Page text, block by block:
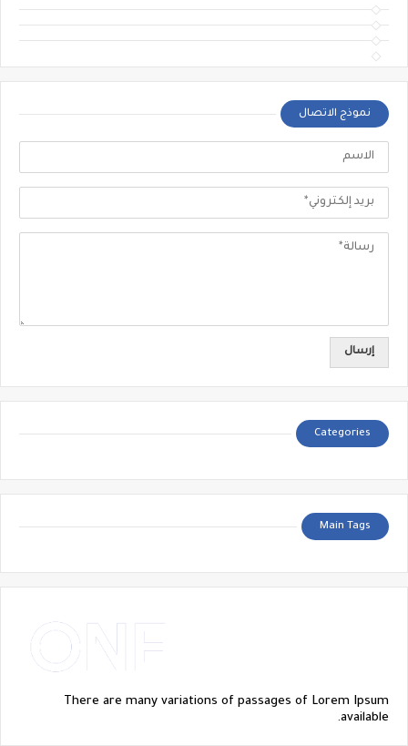
نموذج الاتصال
Categories
Main Tags
There are many variations of passages of Lorem Ipsum
available.